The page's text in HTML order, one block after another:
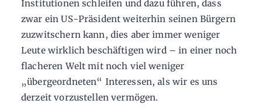
Institutionen schleifen und dazu führen, dass
zwar ein US-Präsident weiterhin seinen Bürgern
zuzwitschern kann, dies aber immer weniger
Leute wirklich beschäftigen wird – in einer noch
flacheren Welt mit noch viel weniger
„übergeordneten“ Interessen, als wir es uns
derzeit vorzustellen vermögen.